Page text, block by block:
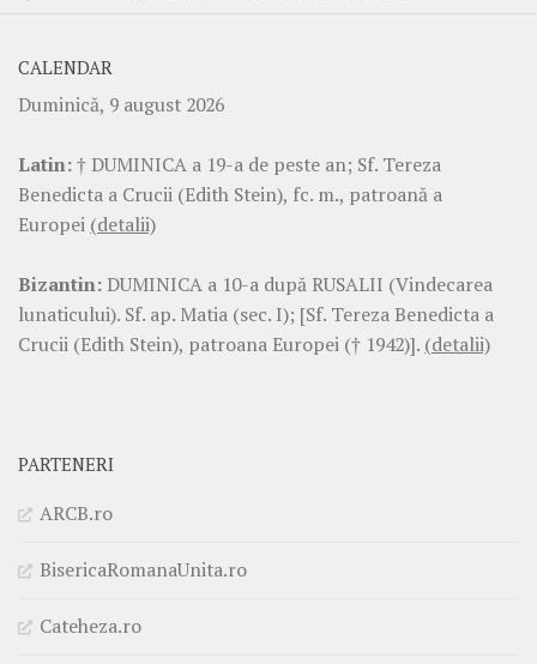
CALENDAR
Duminică, 9 august 2026
Latin:† DUMINICA a 19-a de peste an; Sf. Tereza
Benedicta a Crucii (Edith Stein), fc. m., patroană a
Europei (detalii)
Bizantin: DUMINICA a 10-a după RUSALII (Vindecarea
lunaticului). Sf. ap. Matia (sec. I); [Sf. Tereza Benedicta a
Crucii (Edith Stein), patroana Europei († 1942)]. (detalii)
PARTENERI
ARCB.ro
BisericaRomanaUnita.ro
Cateheza.ro